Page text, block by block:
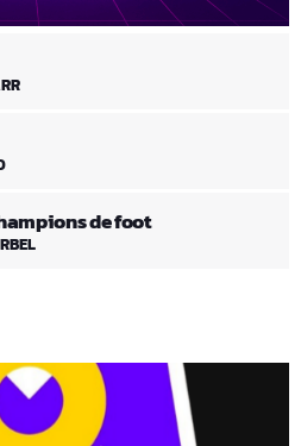
de foot